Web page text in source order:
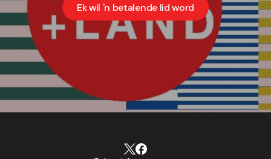
Ek wil 'n betalende lid word